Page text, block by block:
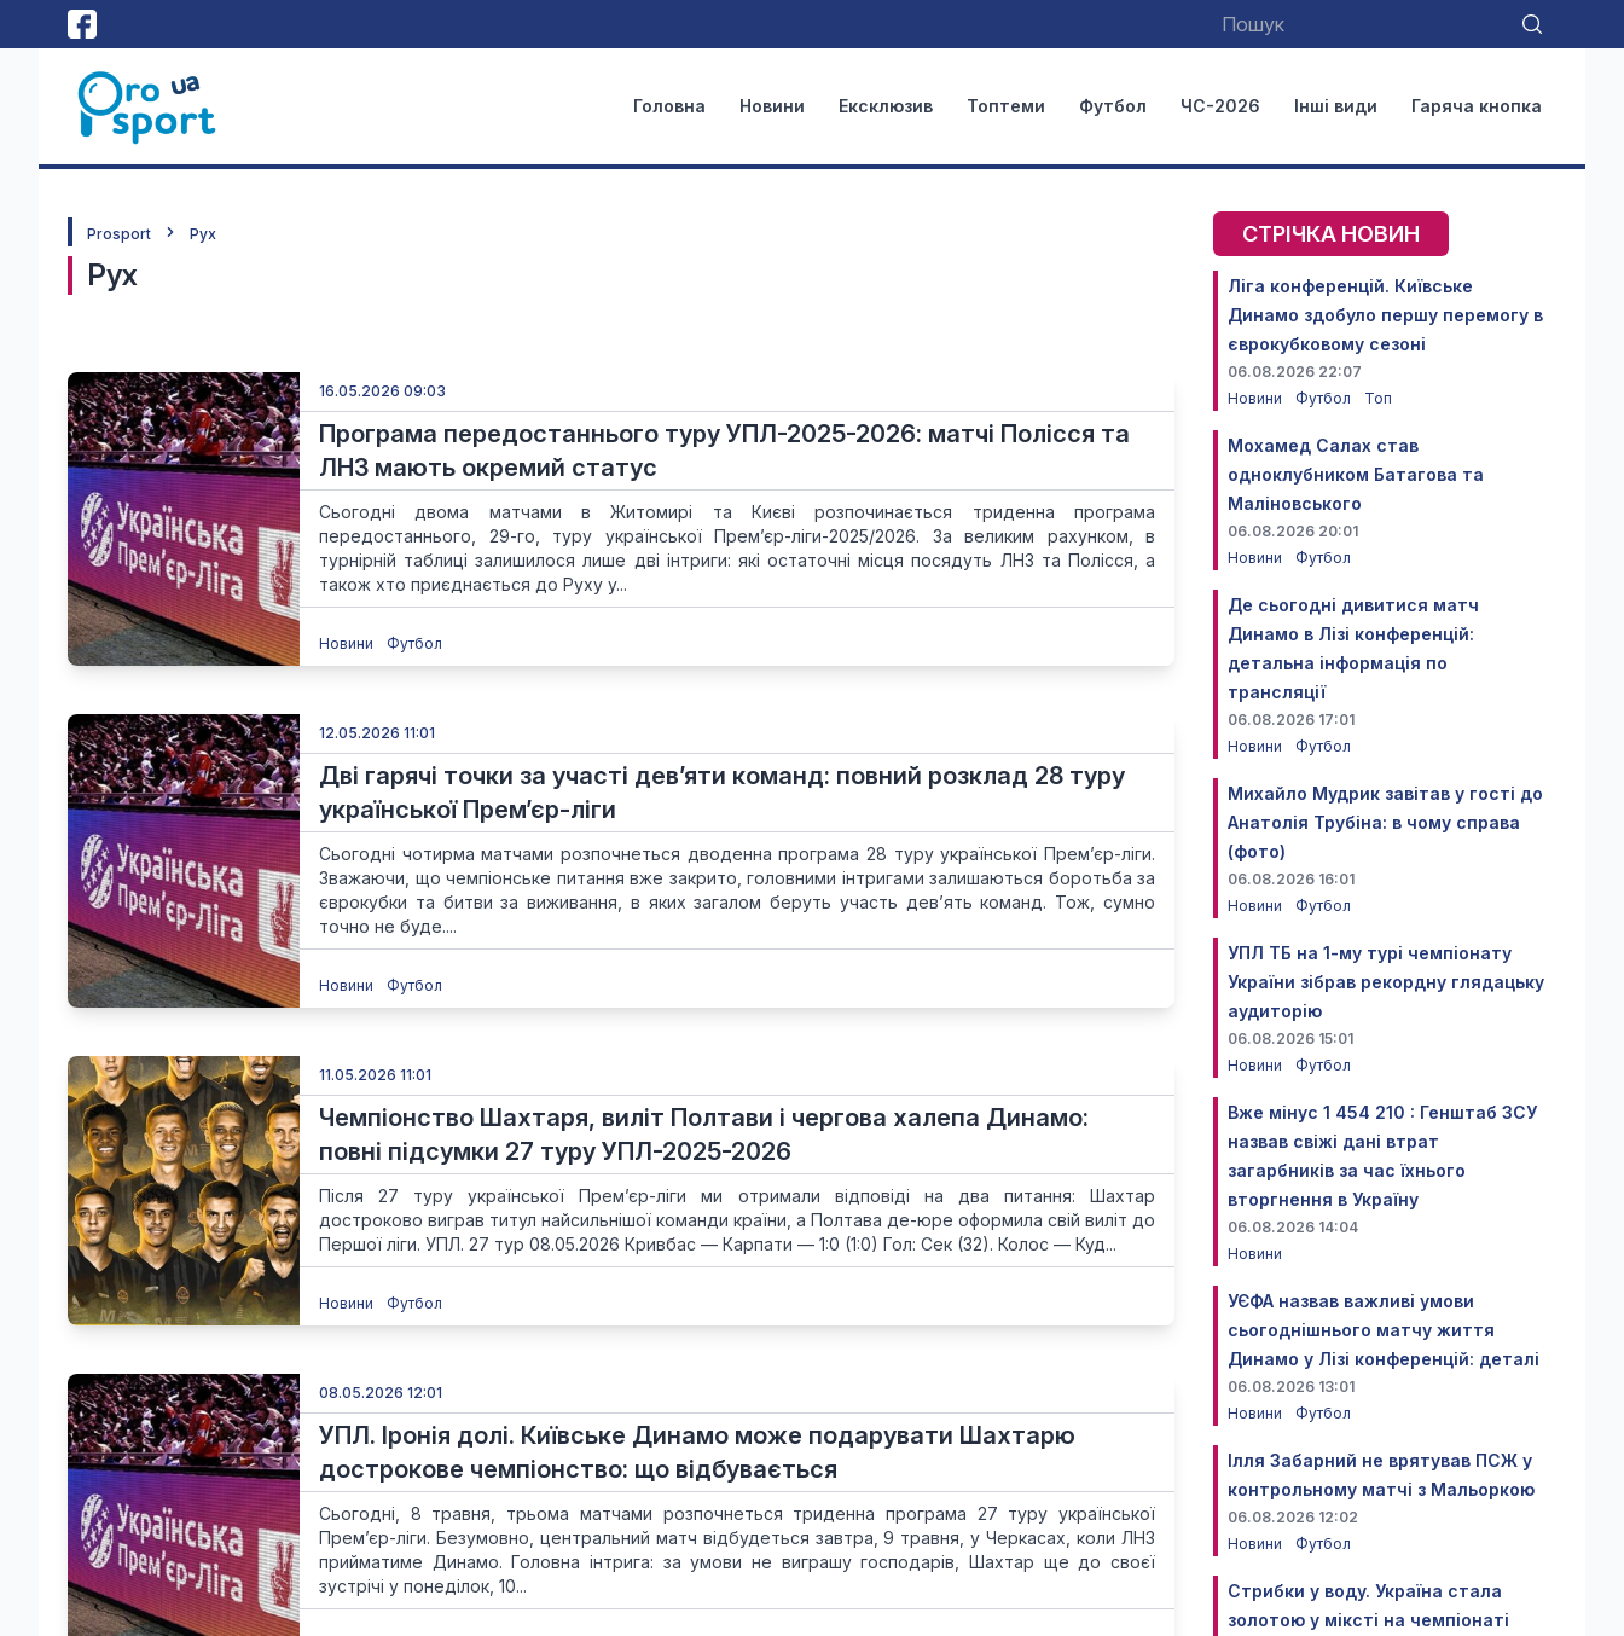
Головна Новини Ексклюзив Топтеми Футбол ЧС-2026 Інші види Гаряча кнопка
Prosport Рух
Рух
16.05.2026 09:03
Програма передостаннього туру УПЛ-2025-2026: матчі Полісся та
ЛНЗ мають окремий статус
Сьогодні двома матчами в Житомирі та Києві розпочинається триденна програма
передостаннього, 29-го, туру української Прем’єр-ліги-2025/2026. За великим рахунком, в
турнірній таблиці залишилося лише дві інтриги: які остаточні місця посядуть ЛНЗ та Полісся, а
також хто приєднається до Руху у...
Новини Футбол
12.05.2026 11:01
Дві гарячі точки за участі дев’яти команд: повний розклад 28 туру
української Прем’єр-ліги
Сьогодні чотирма матчами розпочнеться дводенна програма 28 туру української Прем’єр-ліги.
Зважаючи, що чемпіонське питання вже закрито, головними інтригами залишаються боротьба за
єврокубки та битви за виживання, в яких загалом беруть участь дев’ять команд. Тож, сумно
точно не буде....
Новини Футбол
11.05.2026 11:01
Чемпіонство Шахтаря, виліт Полтави і чергова халепа Динамо:
повні підсумки 27 туру УПЛ-2025-2026
Після 27 туру української Прем’єр-ліги ми отримали відповіді на два питання: Шахтар
достроково виграв титул найсильнішої команди країни, а Полтава де-юре оформила свій виліт до
Першої ліги. УПЛ. 27 тур 08.05.2026 Кривбас — Карпати — 1:0 (1:0) Гол: Сек (32). Колос — Куд...
Новини Футбол
08.05.2026 12:01
УПЛ. Іронія долі. Київське Динамо може подарувати Шахтарю
дострокове чемпіонство: що відбувається
Сьогодні, 8 травня, трьома матчами розпочнеться триденна програма 27 туру української
Прем’єр-ліги. Безумовно, центральний матч відбудеться завтра, 9 травня, у Черкасах, коли ЛНЗ
прийматиме Динамо. Головна інтрига: за умови не виграшу господарів, Шахтар ще до своєї
зустрічі у понеділок, 10...
СТРІЧКА НОВИН
Ліга конференцій. Київське
Динамо здобуло першу перемогу в
єврокубковому сезоні
06.08.2026 22:07
Новини
Футбол Топ
Мохамед Салах став
одноклубником Батагова та
Маліновського
06.08.2026 20:01
Новини
Футбол
Де сьогодні дивитися матч
Динамо в Лізі конференцій:
детальна інформація по
трансляції
06.08.2026 17:01
Новини
Футбол
Михайло Мудрик завітав у гості до
Анатолія Трубіна: в чому справа
(фото)
06.08.2026 16:01
Новини
Футбол
УПЛ ТБ на 1-му турі чемпіонату
України зібрав рекордну глядацьку
аудиторію
06.08.2026 15:01
Новини
Футбол
Вже мінус 1 454 210 : Генштаб ЗСУ
назвав свіжі дані втрат
загарбників за час їхнього
вторгнення в Україну
06.08.2026 14:04
Новини
УЄФА назвав важливі умови
сьогоднішнього матчу життя
Динамо у Лізі конференцій: деталі
06.08.2026 13:01
Новини
Футбол
Ілля Забарний не врятував ПСЖ у
контрольному матчі з Мальоркою
06.08.2026 12:02
Новини
Футбол
Стрибки у воду. Україна стала
золотою у міксті на чемпіонаті